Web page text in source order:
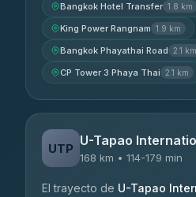
Bangkok Hotel Transfer 1.8 km
King Power Rangnam 1.9 km
Bangkok Phayathai Road 2.1 km
CP Tower 3 Phaya Thai 2.1 km
UTP U-Tapao
168 km • 114-179 min
El trayecto de U-Tapao